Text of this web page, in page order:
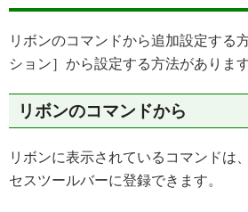
リボンのコマンドから追加設定する
ション］から設定する方法があります
リボンのコマンドから
リボンに表示されているコマンドは
セスツールバーに登録できます。